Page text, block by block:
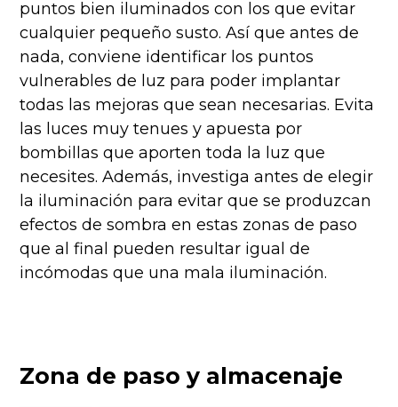
puntos bien iluminados con los que evitar
cualquier pequeño susto. Así que antes de
nada, conviene identificar los puntos
vulnerables de luz para poder implantar
todas las mejoras que sean necesarias. Evita
las luces muy tenues y apuesta por
bombillas que aporten toda la luz que
necesites. Además, investiga antes de elegir
la iluminación para evitar que se produzcan
efectos de sombra en estas zonas de paso
que al final pueden resultar igual de
incómodas que una mala iluminación.
Zona de paso y almacenaje